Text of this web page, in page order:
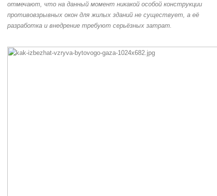
отмечают, что на данный момент никакой особой конструкции
противовзрывных окон для жилых зданий не существует, а её
разработка и внедрение требуют серьёзных затрат.